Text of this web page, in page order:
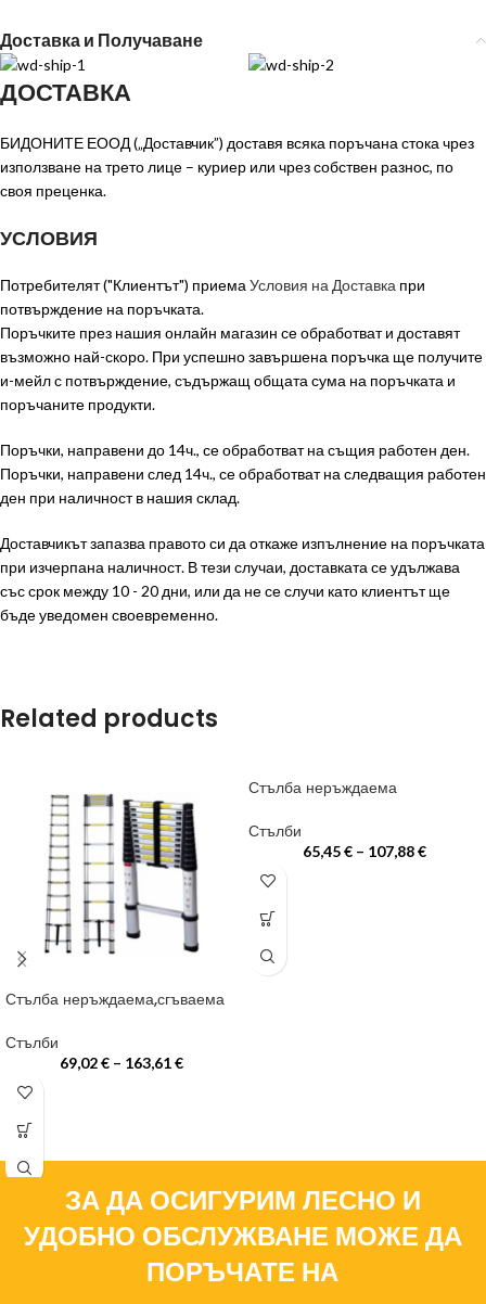
Доставка и Получаване
ДОСТАВКА
БИДОНИТЕ ЕООД („Доставчик”) доставя всяка поръчана стока чрез
използване на трето лице – куриер или чрез собствен разнос, по
своя преценка.
УСЛОВИЯ
Потребителят ("Клиентът") приема Условия на Доставка при
потвърждение на поръчката.
Поръчките през нашия онлайн магазин се обработват и доставят
възможно най-скоро. При успешно завършена поръчка ще получите
и-мейл с потвърждение, съдържащ общата сума на поръчката и
поръчаните продукти.
Поръчки, направени до 14ч., се обработват на същия работен ден.
Поръчки, направени след 14ч., се обработват на следващия работен
ден при наличност в нашия склад.
Доставчикът запазва правото си да откаже изпълнение на поръчката
при изчерпана наличност. В тези случаи, доставката се удължава
със срок между 10 - 20 дни, или да не се случи като клиентът ще
бъде уведомен своевременно.
Related products
Стълба неръждаема,сгъваема
Стълби
69,02€ – 163,61€
Стълба неръждаема
Стълби
65,45€ – 107,88€
ЗА ДА ОСИГУРИМ ЛЕСНО И
УДОБНО ОБСЛУЖВАНЕ МОЖЕ ДА
ПОРЪЧАТЕ НА